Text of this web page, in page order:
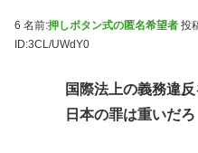
6 名前:押しボタン式の匿名希望者 投
ID:3CL/UWdY0
国際法上の義務違
日本の罪は重いだろ